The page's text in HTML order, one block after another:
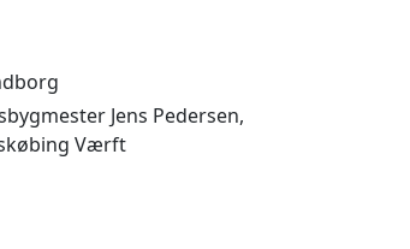
Jens Pedersen,
Værft